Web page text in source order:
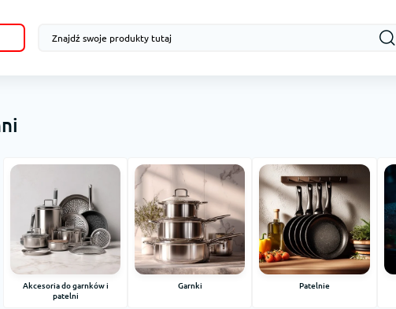
Akcesoria do garnków i
patelni
Garnki Patelnie